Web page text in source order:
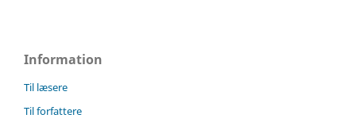
Information
Til læsere
Til forfattere